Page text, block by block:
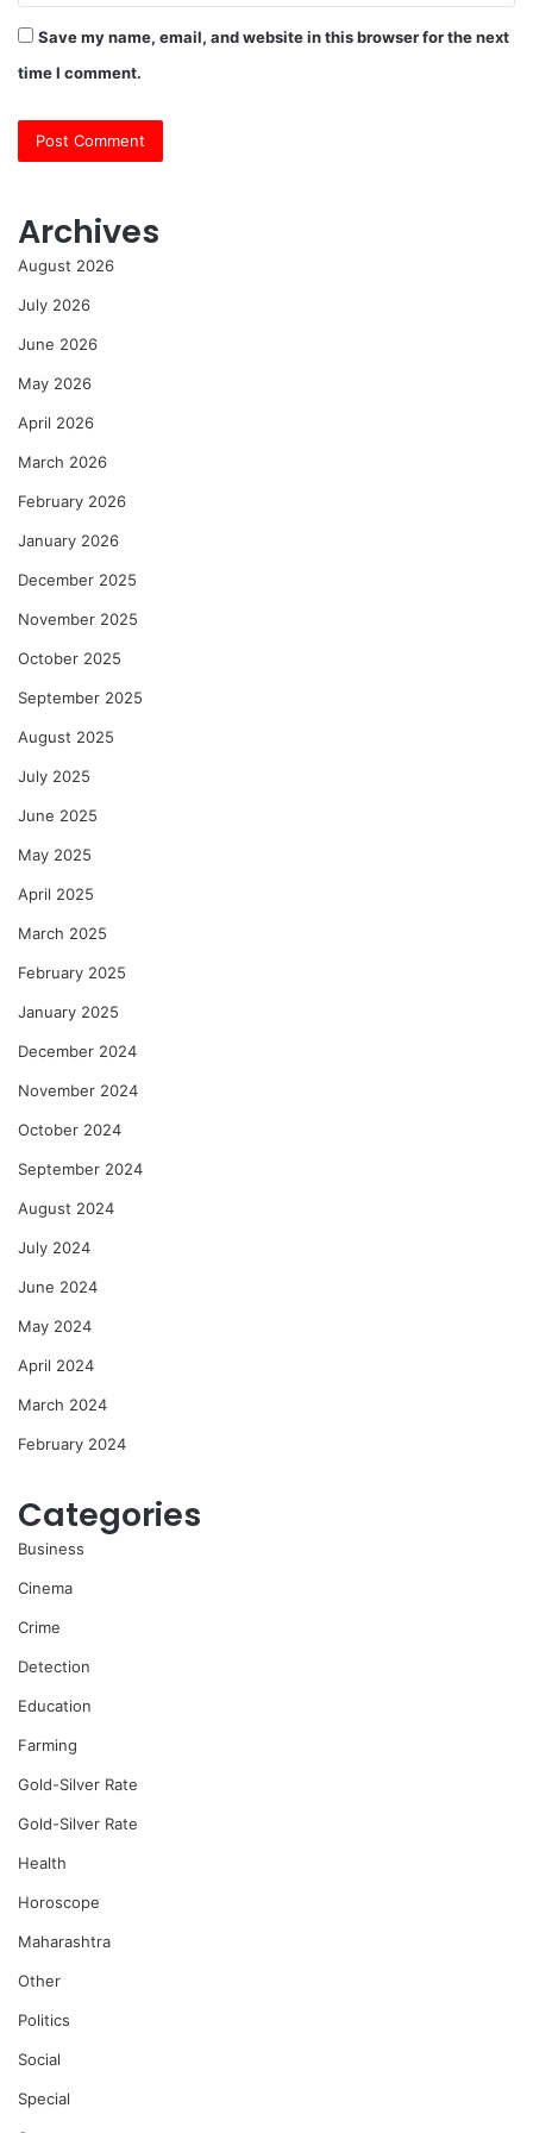
Save my name, email, and website in this browser for the next
time I comment.
Archives
August 2026
July 2026
June 2026
May 2026
April 2026
March 2026
February 2026
January 2026
December 2025
November 2025
October 2025
September 2025
August 2025
July 2025
June 2025
May 2025
April 2025
March 2025
February 2025
January 2025
December 2024
November 2024
October 2024
September 2024
August 2024
July 2024
June 2024
May 2024
April 2024
March 2024
February 2024
Categories
Business
Cinema
Crime
Detection
Education
Farming
Gold-Silver Rate
Gold-Silver Rate
Health
Horoscope
Maharashtra
Other
Politics
Social
Special